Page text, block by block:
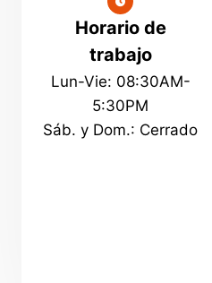
Horario de
trabajo
Lun-Vie: 08:30AM-
5:30PM
Sáb. y Dom.: Cerrado